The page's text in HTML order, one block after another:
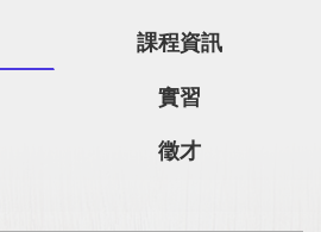
課程資訊
實習
徵才